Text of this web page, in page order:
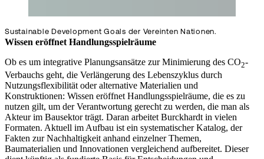
Sustainable Development Goals der Vereinten Nationen.
Wissen eröffnet Handlungsspielräume
Ob es um integrative Planungsansätze zur Minimierung des CO2-
Verbauchs geht, die Verlängerung des Lebenszyklus durch
Nutzungsflexibilität oder alternative Materialien und
Konstruktionen: Wissen eröffnet Handlungsspielräume, die es zu
nutzen gilt, um der Verantwortung gerecht zu werden, die man als
Akteur im Bausektor trägt. Daran arbeitet Burckhardt in vielen
Formaten. Aktuell im Aufbau ist ein systematischer Katalog, der
Fakten zur Nachhaltigkeit anhand einzelner Themen,
Baumaterialien und Innovationen vergleichend aufbereitet. Dieser